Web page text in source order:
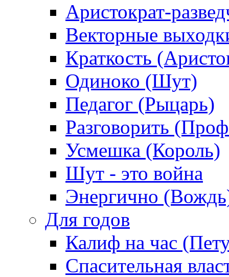
Аристократ-
Векторные
Краткость
Одиноко (Шут)
Педагог (Рыцарь)
Разговорить
Усмешка (Король)
Шут - это война
Энергично
Для годов
Калиф на час
Спасительная